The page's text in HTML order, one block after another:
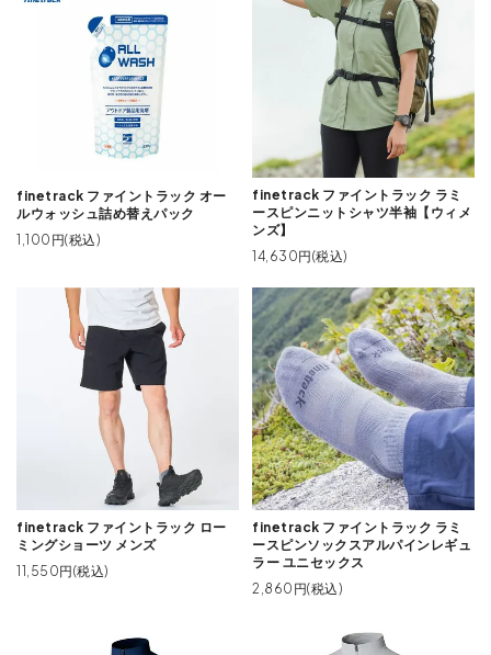
finetrack ファイントラック オー
ルウォッシュ詰め替えパック
1,100円(税込)
finetrack ファイントラック ラミ
ースピンニットシャツ半袖【ウィメ
ンズ】
14,630円(税込)
finetrack ファイントラック ロー
ミングショーツ メンズ
11,550円(税込)
finetrack ファイントラック ラミ
ースピンソックスアルパインレギュ
ラー ユニセックス
2,860円(税込)